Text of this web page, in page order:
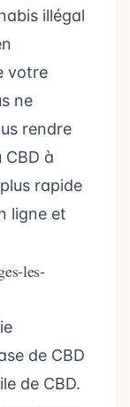
illégal
votre
ne
rendre
CBD à
rapide
ligne et
les-
de CBD
de CBD.